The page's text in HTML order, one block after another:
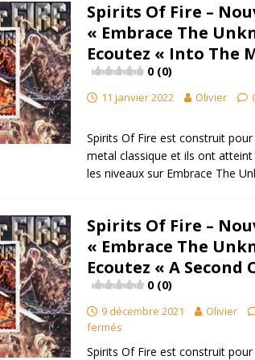
Spirits Of Fire –
« Embrace The
Ecoutez « Into The
0 (0)
11 janvier 2022 Olivier
Spirits Of Fire est construit
metal classique et ils ont
les niveaux sur Embrace The
Spirits Of Fire –
« Embrace The
Ecoutez « A Second
0 (0)
9 décembre 2021 Olivier
fermés
Spirits Of Fire est construit